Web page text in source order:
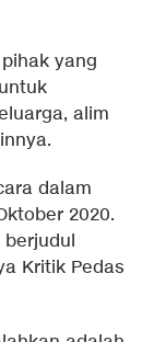
yang
alim
dalam
2020.
Kritik Pedas